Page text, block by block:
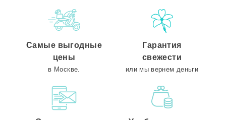
Самые выгодные
цены
в Москве.
Гарантия
свежести
или мы вернем деньги